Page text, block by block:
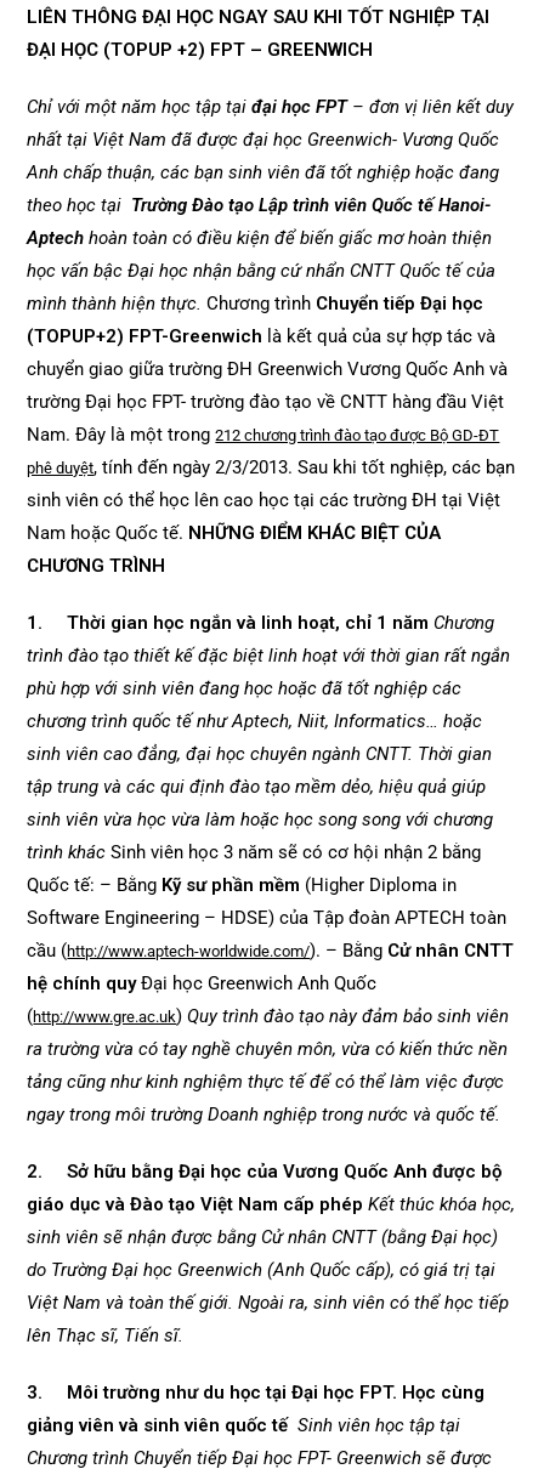
LIÊN THÔNG ĐẠI HỌC NGAY SAU KHI TỐT NGHIỆP TẠI
ĐẠI HỌC (TOPUP +2) FPT – GREENWICH
Chỉ với một năm học tập tạiđại học FPT– đơn vị liên kết duy
nhất tại Việt Nam đã được đại học Greenwich- Vương Quốc
Anh chấp thuận, các bạn sinh viên đã tốt nghiệp hoặc đang
theo học tại Trường Đào tạo Lập trình viên Quốc tế Hanoi-
Aptech hoàn toàn có điều kiện để biến giấc mơ hoàn thiện
học vấn bậc Đại học nhận bằng cứ nhẩn CNTT Quốc tế của
mình thành hiện thực. Chương trình Chuyển tiếp Đại học
(TOPUP+2) FPT-Greenwich là kết quả của sự hợp tác và
chuyển giao giữa trường ĐH Greenwich Vương Quốc Anh và
trường Đại học FPT- trường đào tạo về CNTT hàng đầu Việt
Nam. Đây là một trong212 chương trình đào tạo được Bộ GD-ĐT
phê duyệt, tính đến ngày 2/3/2013. Sau khi tốt nghiệp, các bạn
sinh viên có thể học lên cao học tại các trường ĐH tại Việt
Nam hoặc Quốc tế. NHỮNG ĐIỂM KHÁC BIỆT CỦA
CHƯƠNG TRÌNH
1. Thời gian học ngắn và linh hoạt, chỉ 1 năm Chương
trình đào tạo thiết kế đặc biệt linh hoạt với thời gian rất ngắn
phù hợp với sinh viên đang học hoặc đã tốt nghiệp các
chương trình quốc tế như Aptech, Niit, Informatics… hoặc
sinh viên cao đẳng, đại học chuyên ngành CNTT. Thời gian
tập trung và các qui định đào tạo mềm dẻo, hiệu quả giúp
sinh viên vừa học vừa làm hoặc học song song với chương
trình khác Sinh viên học 3 năm sẽ có cơ hội nhận 2 bằng
Quốc tế: – Bằng Kỹ sư phần mềm (Higher Diploma in
Software Engineering – HDSE) của Tập đoàn APTECH toàn
cầu (http://www.aptech-worldwide.com/). – Bằng Cử nhân CNTT
hệ chính quy Đại học Greenwich Anh Quốc
(http://www.gre.ac.uk)Quy trình đào tạo này đảm bảo sinh viên
ra trường vừa có tay nghề chuyên môn, vừa có kiến thức nền
tảng cũng như kinh nghiệm thực tế để có thể làm việc được
ngay trong môi trường Doanh nghiệp trong nước và quốc tế.
2. Sở hữu bằng Đại học của Vương Quốc Anh được bộ
giáo dục và Đào tạo Việt Nam cấp phép Kết thúc khóa học,
sinh viên sẽ nhận được bằng Cử nhân CNTT (bằng Đại học)
do Trường Đại học Greenwich (Anh Quốc cấp), có giá trị tại
Việt Nam và toàn thế giới. Ngoài ra, sinh viên có thể học tiếp
lên Thạc sĩ, Tiến sĩ.
3. Môi trường như du học tại Đại học FPT. Học cùng
giảng viên và sinh viên quốc tế Sinh viên học tập tại
Chương trình Chuyển tiếp Đại học FPT- Greenwich sẽ được